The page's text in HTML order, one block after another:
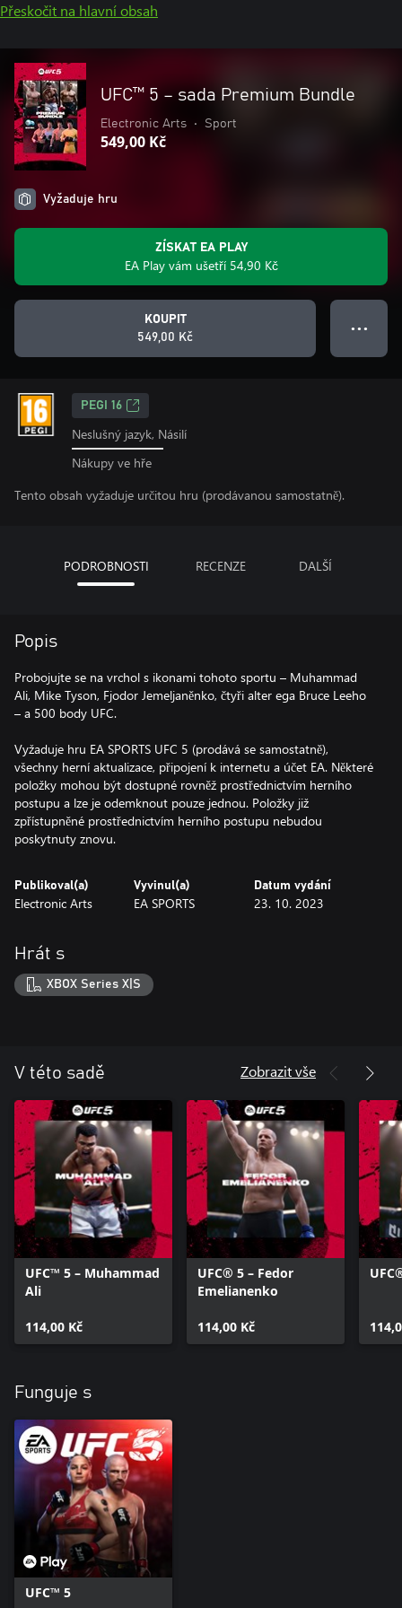
Přeskočit na hlavní obsah
UFC™ 5 – sada Premium Bundle
Electronic Arts • Sport
549,00 Kč
Vyžaduje hru
ZÍSKAT EA PLAY
EA Play vám ušetří 54,90 Kč
KOUPIT
549,00 Kč
● ● ●
PEGI 16
Neslušný jazyk, Násilí
Nákupy ve hře
Tento obsah vyžaduje určitou hru (prodávanou samostatně).
PODROBNOSTI RECENZE DALŠÍ
Popis
Probojujte se na vrchol s ikonami tohoto sportu – Muhammad
Ali, Mike Tyson, Fjodor Jemeljaněnko, čtyři alter ega Bruce Leeho
– a 500 body UFC.
Vyžaduje hru EA SPORTS UFC 5 (prodává se samostatně),
všechny herní aktualizace, připojení k internetu a účet EA. Některé
položky mohou být dostupné rovněž prostřednictvím herního
postupu a lze je odemknout pouze jednou. Položky již
zpřístupněné prostřednictvím herního postupu nebudou
poskytnuty znovu.
Publikoval(a)
Electronic Arts
Vyvinul(a)
EA SPORTS
Datum vydání
23. 10. 2023
Hrát s
XBOX Series X|S
V této sadě Zobrazit vše
UFC™ 5 – Muhammad
Ali
114,00 Kč
UFC® 5 – Fedor
Emelianenko
114,00 Kč
Funguje s
UFC™ 5